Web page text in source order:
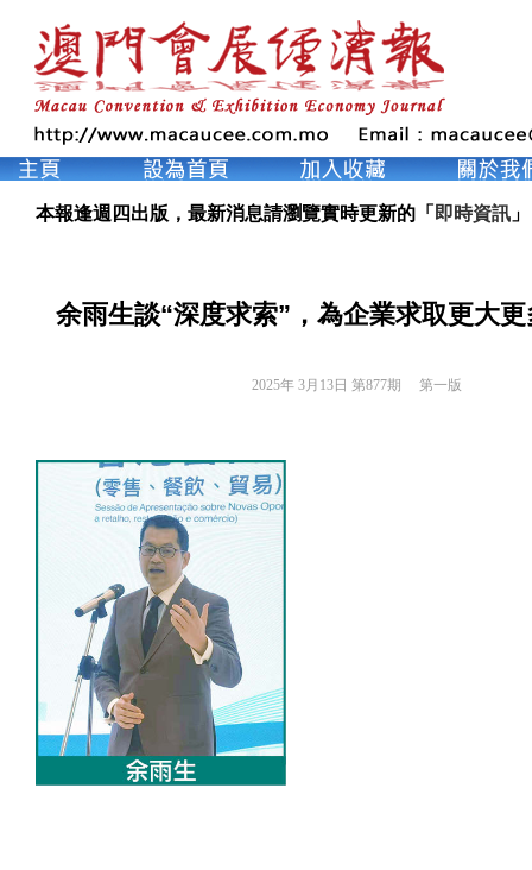
本報逢週四出版，最新消息請瀏覽實時更新的「 即時資訊 」
余雨生談“深度求索”，為企業求取更大
2025年 3月13日 第877期 第一版